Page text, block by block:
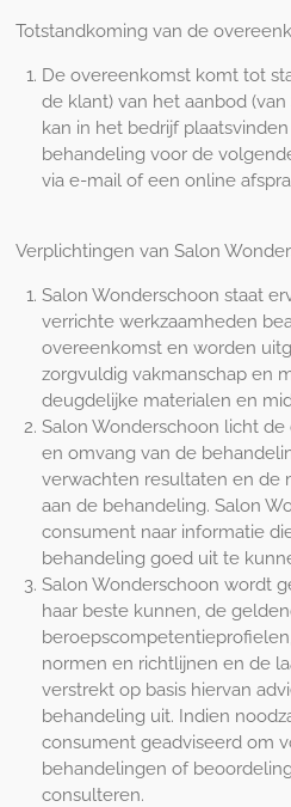
Totstandkoming van de
De overeenkomst komt tot
de klant) van het aanbod
kan in het bedrijf
behandeling voor de
via e-mail of een online
Verplichtingen van Salon
Salon Wonderschoon staat
verrichte werkzaamheden
overeenkomst en worden
zorgvuldig vakmanschap en
deugdelijke materialen en
Salon Wonderschoon licht
en omvang van de
verwachten resultaten en de
aan de behandeling. Salon
consument naar informatie
behandeling goed uit te
Salon Wonderschoon wordt
haar beste kunnen, de
normen en richtlijnen en de
verstrekt op basis hiervan
behandeling uit. Indien
consument geadviseerd om
behandelingen of
consulteren.